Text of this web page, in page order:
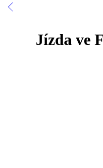
Jízda ve